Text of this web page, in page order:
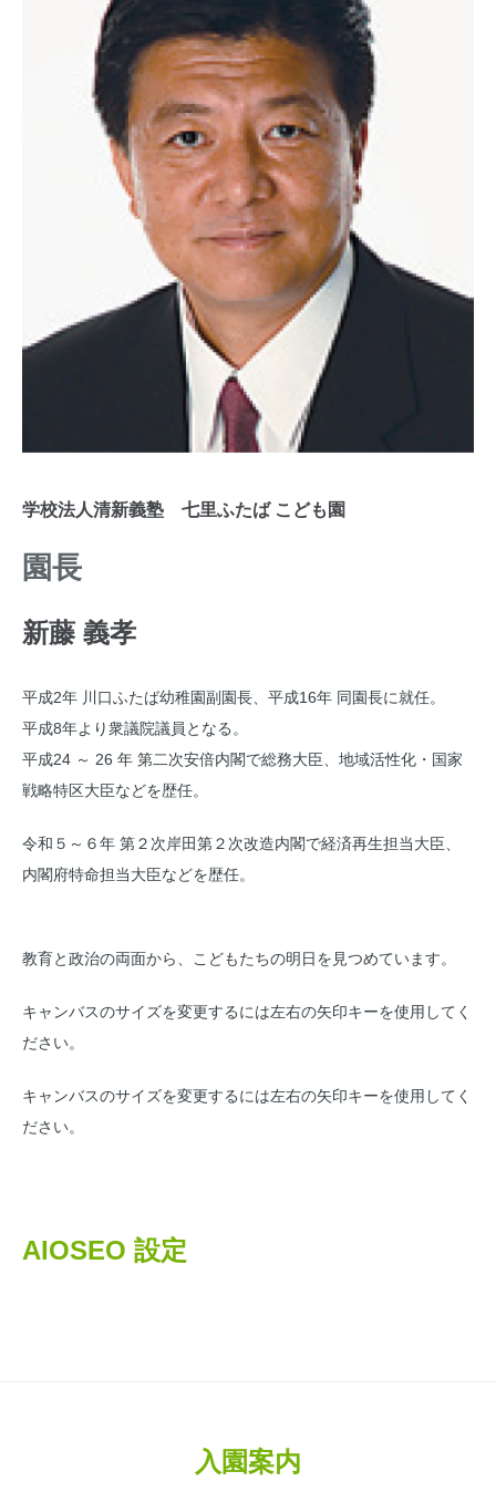
学校法人清新義塾 七里ふたば こども園
園長
新藤 義孝
平成2年 川口ふたば幼稚園副園長、平成16年 同園長に就任。
平成8年より衆議院議員となる。
平成24 ～ 26 年 第二次安倍内閣で総務大臣、地域活性化・国家
戦略特区大臣などを歴任。
令和５～６年 第２次岸田第２次改造内閣で経済再生担当大臣、
内閣府特命担当大臣などを歴任。
教育と政治の両面から、こどもたちの明日を見つめています。
キャンバスのサイズを変更するには左右の矢印キーを使用してく
ださい。
キャンバスのサイズを変更するには左右の矢印キーを使用してく
ださい。
AIOSEO 設定
入園案内